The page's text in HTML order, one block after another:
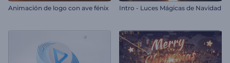
Animación de logo con ave fénix Intro - Luces Mágicas de Navidad